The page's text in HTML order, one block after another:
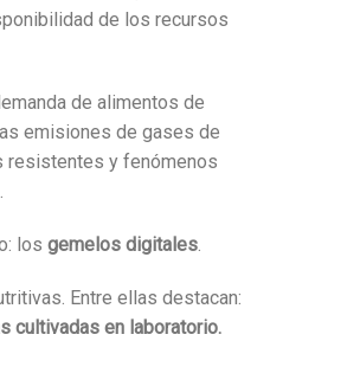
de los recursos
de alimentos de
emisiones de gases de
resistentes y fenómenos
los gemelos digitales.
Entre ellas destacan:
cultivadas en laboratorio.